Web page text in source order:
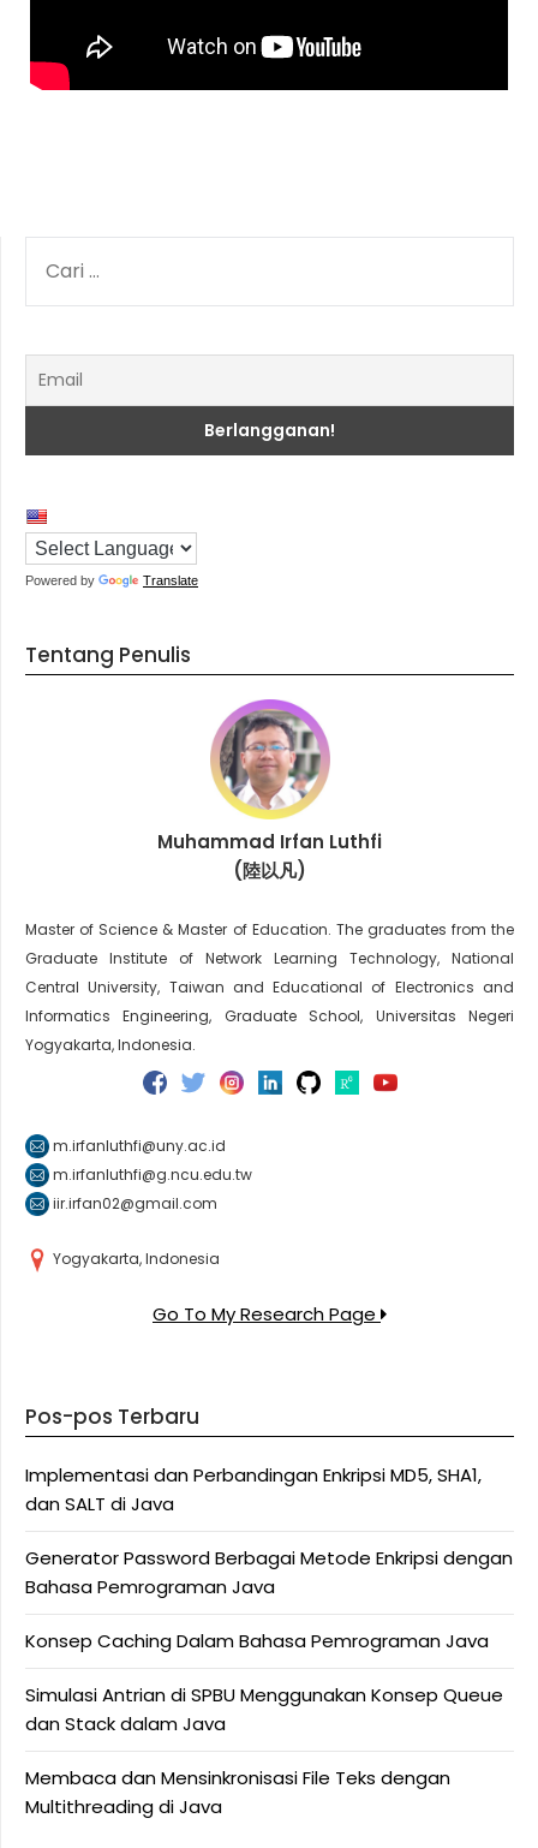
UNTUK:
Powered by Translate
Tentang Penulis
Muhammad Irfan Luthfi
(陸以凡)
Master of Science & Master of Education. The graduates from the
Graduate Institute of Network Learning Technology, National
Central University, Taiwan and Educational of Electronics and
Informatics Engineering, Graduate School, Universitas Negeri
Yogyakarta, Indonesia.
m.irfanluthfi@uny.ac.id
m.irfanluthfi@g.ncu.edu.tw
iir.irfan02@gmail.com
Yogyakarta, Indonesia
Go To My Research Page
Pos-pos Terbaru
Implementasi dan Perbandingan Enkripsi MD5, SHA1,
dan SALT di Java
Generator Password Berbagai Metode Enkripsi dengan
Bahasa Pemrograman Java
Konsep Caching Dalam Bahasa Pemrograman Java
Simulasi Antrian di SPBU Menggunakan Konsep Queue
dan Stack dalam Java
Membaca dan Mensinkronisasi File Teks dengan
Multithreading di Java